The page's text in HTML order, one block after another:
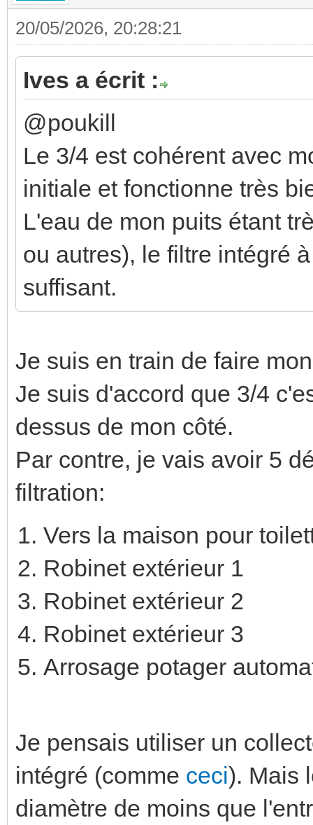
20/05/2026, 20:28:21
Ives a écrit :
@poukill
Le 3/4 est cohérent avec
initiale et fonctionne très
L'eau de mon puits étant
ou autres), le filtre intégré
suffisant.
Je suis en train de faire
Je suis d'accord que 3/4
dessus de mon côté.
Par contre, je vais avoir 5
filtration:
Vers la maison pour
Robinet extérieur 1
Robinet extérieur 2
Robinet extérieur 3
Arrosage potager
Je pensais utiliser un
intégré (comme ceci). Mais
diamètre de moins que